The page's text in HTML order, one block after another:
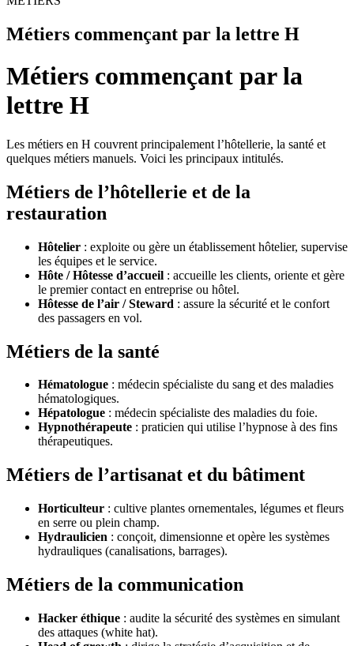
Métiers commençant par la lettre H
Métiers commençant par la
lettre H
Les métiers en H couvrent principalement l’hôtellerie, la santé et
quelques métiers manuels. Voici les principaux intitulés.
Métiers de l’hôtellerie et de la
restauration
Hôtelier : exploite ou gère un établissement hôtelier, supervise
les équipes et le service.
Hôte / Hôtesse d’accueil : accueille les clients, oriente et gère
le premier contact en entreprise ou hôtel.
Hôtesse de l’air / Steward : assure la sécurité et le confort
des passagers en vol.
Métiers de la santé
Hématologue : médecin spécialiste du sang et des maladies
hématologiques.
Hépatologue : médecin spécialiste des maladies du foie.
Hypnothérapeute : praticien qui utilise l’hypnose à des fins
thérapeutiques.
Métiers de l’artisanat et du bâtiment
Horticulteur : cultive plantes ornementales, légumes et fleurs
en serre ou plein champ.
Hydraulicien : conçoit, dimensionne et opère les systèmes
hydrauliques (canalisations, barrages).
Métiers de la communication
Hacker éthique : audite la sécurité des systèmes en simulant
des attaques (white hat).